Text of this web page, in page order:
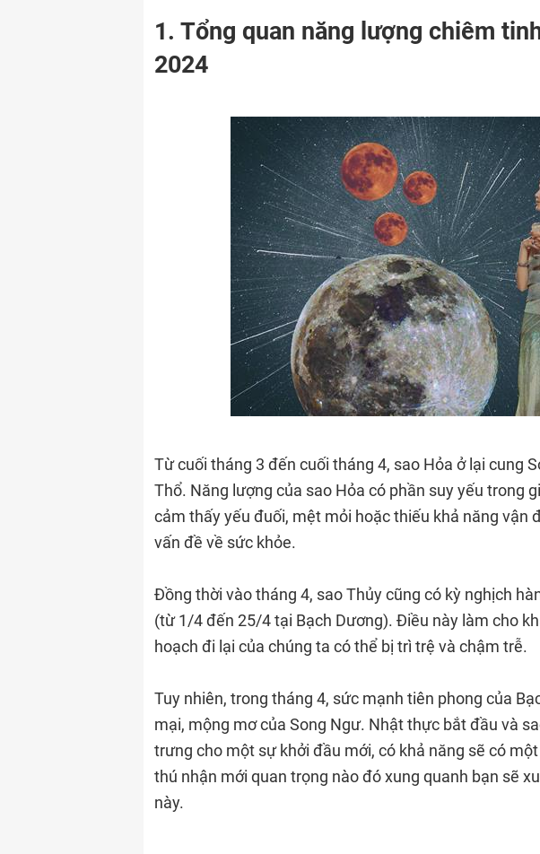
1. Tổng quan năng lượng chiêm
2024
Từ cuối tháng 3 đến cuối tháng 4, sao Hỏa ở lại cung
Thổ. Năng lượng của sao Hỏa có phần suy yếu trong
cảm thấy yếu đuối, mệt mỏi hoặc thiếu khả năng vận
vấn đề về sức khỏe.
Đồng thời vào tháng 4, sao Thủy cũng có kỳ nghịch
(từ 1/4 đến 25/4 tại Bạch Dương). Điều này làm cho
hoạch đi lại của chúng ta có thể bị trì trệ và chậm trễ.
Tuy nhiên, trong tháng 4, sức mạnh tiên phong của
mại, mộng mơ của Song Ngư. Nhật thực bắt đầu và
trưng cho một sự khởi đầu mới, có khả năng sẽ có
thú nhận mới quan trọng nào đó xung quanh bạn sẽ
này.